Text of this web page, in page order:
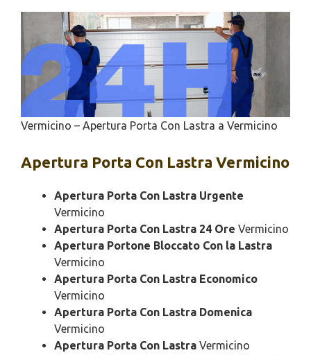
Vermicino – Apertura Porta Con Lastra a Vermicino
Apertura Porta Con Lastra Vermicino
Apertura Porta Con Lastra Urgente
Vermicino
Apertura Porta Con Lastra 24 Ore Vermicino
Apertura Portone Bloccato Con la Lastra
Vermicino
Apertura Porta Con Lastra Economico
Vermicino
Apertura Porta Con Lastra Domenica
Vermicino
Apertura Porta Con Lastra Vermicino